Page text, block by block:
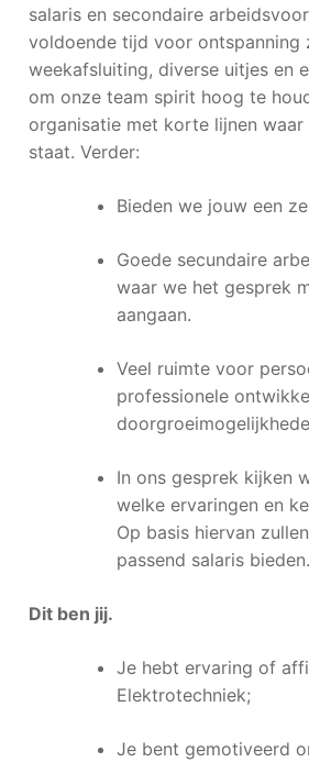
salaris en secondaire
voldoende tijd voor ontspanning
weekafsluiting, diverse uitjes en
om onze team spirit hoog te
organisatie met korte lijnen
staat. Verder:
Bieden we jouw een
Goede secundaire
waar we het gesprek
aangaan.
Veel ruimte voor
professionele
In ons gesprek kijken
welke ervaringen en
Op basis hiervan
passend salaris bieden.
Dit ben jij.
Je hebt ervaring of
Elektrotechniek;
Je bent gemotiveerd